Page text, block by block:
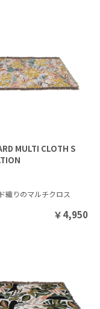
MULTI CLOTH S
織りのマルチクロス
￥4,950